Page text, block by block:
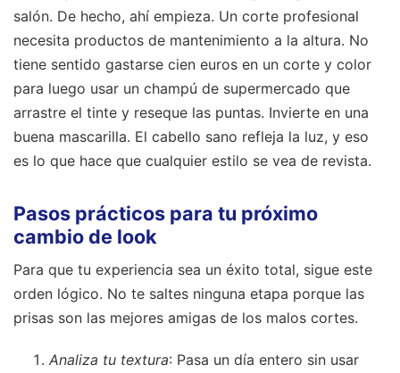
salón. De hecho, ahí empieza. Un corte profesional
necesita productos de mantenimiento a la altura. No
tiene sentido gastarse cien euros en un corte y color
para luego usar un champú de supermercado que
arrastre el tinte y reseque las puntas. Invierte en una
buena mascarilla. El cabello sano refleja la luz, y eso
es lo que hace que cualquier estilo se vea de revista.
Pasos prácticos para tu próximo
cambio de look
Para que tu experiencia sea un éxito total, sigue este
orden lógico. No te saltes ninguna etapa porque las
prisas son las mejores amigas de los malos cortes.
Analiza tu textura: Pasa un día entero sin usar